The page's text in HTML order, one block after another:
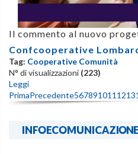
Il commento al nuovo
Confcooperative
Tag: Cooperative Comunità
N° di visualizzazioni (223)
Leggi
PrimaPrecedente567891011 1213
INFOECOMUNICAZIONE